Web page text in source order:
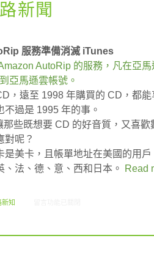
新聞
服務準備消滅 iTunes
AutoRip 的服務，凡在亞
亞馬遜雲帳號。
，遠至 1998 年購買的 CD，都能
過是 1995 年的事。
些既想要 CD 的好音質，又喜歡
對呢？
美卡，且帳單地址在美國的用
法、德、意、西和日本。
Read
新知